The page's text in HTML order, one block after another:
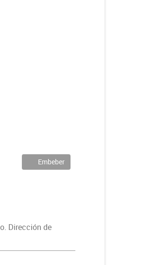
Embeber
Dirección de